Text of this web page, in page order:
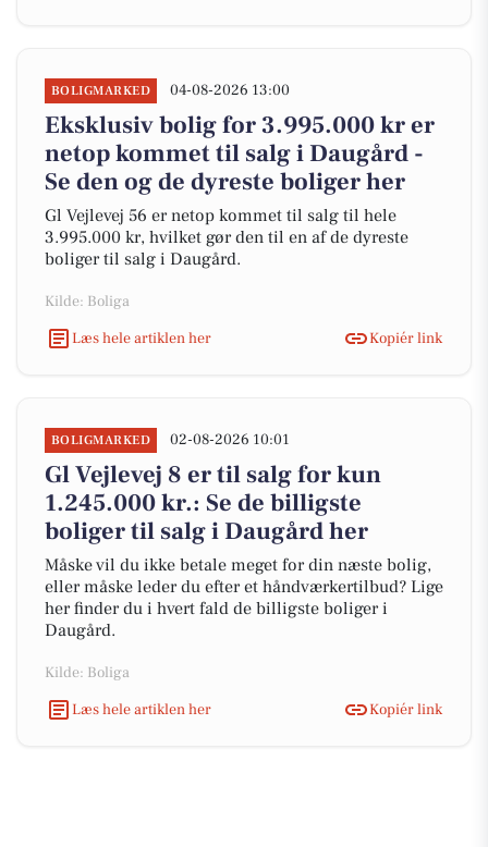
BOLIGMARKED 04-08-2026 13:00
Eksklusiv bolig for 3.995.000 kr er
netop kommet til salg i Daugård -
Se den og de dyreste boliger her
Gl Vejlevej 56 er netop kommet til salg til hele
3.995.000 kr, hvilket gør den til en af de dyreste
boliger til salg i Daugård.
Kilde: Boliga
Læs hele artiklen her
Kopiér link
BOLIGMARKED 02-08-2026 10:01
Gl Vejlevej 8 er til salg for kun
1.245.000 kr.: Se de billigste
boliger til salg i Daugård her
Måske vil du ikke betale meget for din næste bolig,
eller måske leder du efter et håndværkertilbud? Lige
her finder du i hvert fald de billigste boliger i
Daugård.
Kilde: Boliga
Læs hele artiklen her
Kopiér link